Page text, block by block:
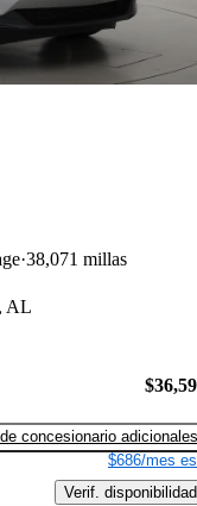
38,071 millas
AL
concesionario adicionales
$686/mes
Verif. disponibilidad